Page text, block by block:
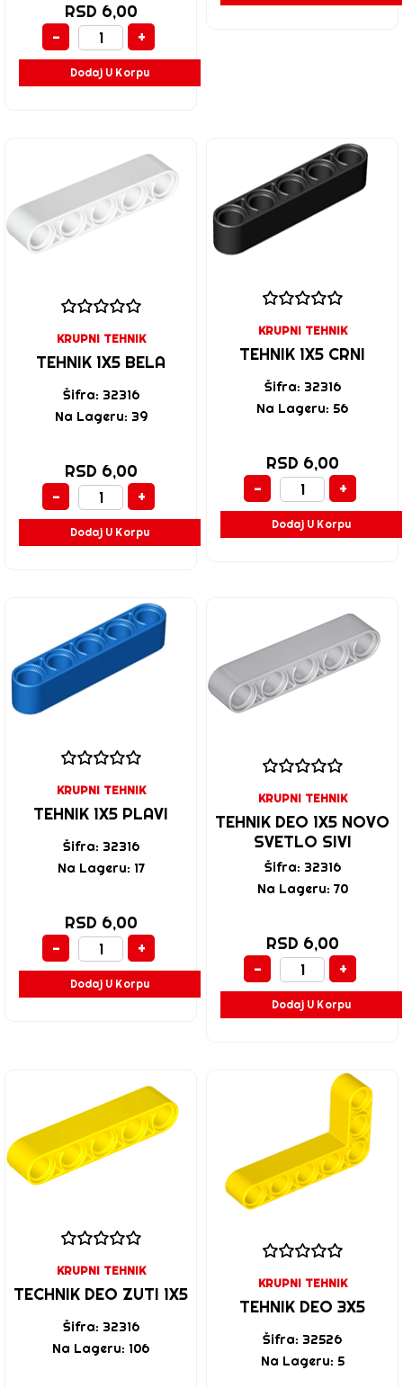
RSD 6,00
-
+
Dodaj U Korpu
KRUPNI TEHNIK
TEHNIK 1X5 BELA
Šifra: 32316
Na Lageru: 39
RSD 6,00
-
+
Dodaj U Korpu
KRUPNI TEHNIK
TEHNIK 1X5 CRNI
Šifra: 32316
Na Lageru: 56
RSD 6,00
-
+
Dodaj U Korpu
KRUPNI TEHNIK
TEHNIK 1X5 PLAVI
Šifra: 32316
Na Lageru: 17
RSD 6,00
-
+
Dodaj U Korpu
KRUPNI TEHNIK
TEHNIK DEO 1X5 NOVO
SVETLO SIVI
Šifra: 32316
Na Lageru: 70
RSD 6,00
-
+
Dodaj U Korpu
KRUPNI TEHNIK
TECHNIK DEO ZUTI 1X5
Šifra: 32316
Na Lageru: 106
KRUPNI TEHNIK
TEHNIK DEO 3X5
Šifra: 32526
Na Lageru: 5